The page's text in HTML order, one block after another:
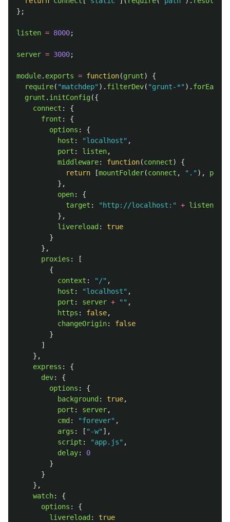
};
listen = 8000;
server = 3000;
module. exports = function(grunt)
{
require( "matchdep" ). filterDev( "grunt-*" ). forEach
grunt . initConfig({
connect :
{
front :
{
options :
{
host : "localhost" ,
port : listen,
middleware: function(connect)
{
return
[mountFolder(connect , " . " ),
},
open:
{
target : " http://localhost: " + listen
},
livereload :
true
}
},
proxies :
[
{
context : " /" ,
host : "localhost" ,
port : server + "" ,
https : false,
changeOrigin:
false
}
]
},
express :
{
dev:
{
options :
{
background : true,
port : server,
cmd : "forever" ,
args : [ " -w" ],
script : "app.js" ,
delay:
0
}
}
},
watch:
{
options :
{
livereload :
true